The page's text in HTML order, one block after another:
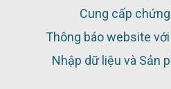
Cung cấp
Thông báo website
Nhập dữ liệu và Sản